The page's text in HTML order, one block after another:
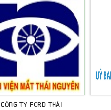
CÔNG TY FORD THÁI